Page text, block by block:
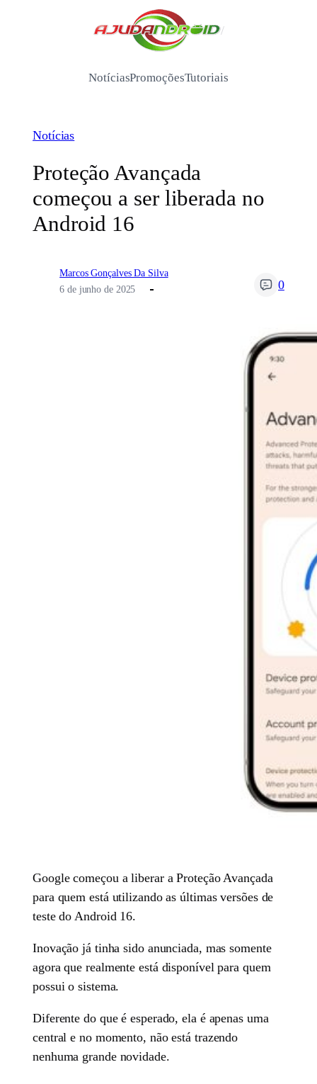
/
NotíciasPromoçõesTutoriais
Notícias
Proteção Avançada
começou a ser liberada no
Android 16
Marcos Gonçalves Da Silva
6 de junho de 2025
0
Google começou a liberar a Proteção Avançada
para quem está utilizando as últimas versões de
teste do Android 16.
Inovação já tinha sido anunciada, mas somente
agora que realmente está disponível para quem
possui o sistema.
Diferente do que é esperado, ela é apenas uma
central e no momento, não está trazendo
nenhuma grande novidade.